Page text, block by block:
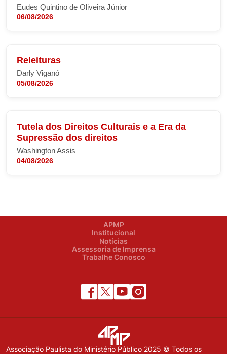
Eudes Quintino de Oliveira Júnior
06/08/2026
Releituras
Darly Viganó
05/08/2026
Tutela dos Direitos Culturais e a Era da
Supressão dos direitos
Washington Assis
04/08/2026
APMP
Institucional
Notícias
Assessoria de Imprensa
Trabalhe Conosco
Associação Paulista do Ministério Público 2025 © Todos os